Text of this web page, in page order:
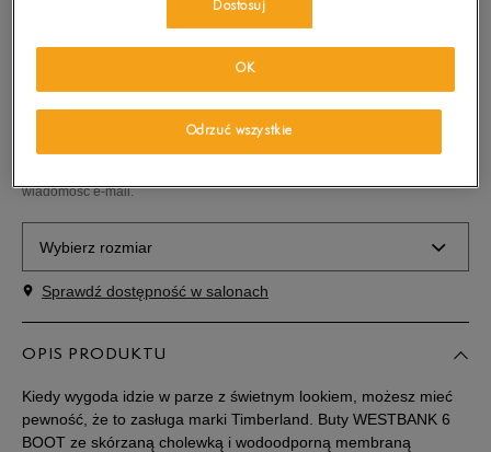
TIMBERLAND WESTBANK 6 BOOT
wiadomość e-mail.
Wybierz rozmiar
Rozmiary EU
41 25,5 cm
41,5 26 cm Powiadom o dostępności
Sprawdź dostępność w salonach
OPIS PRODUKTU
Kiedy wygoda idzie w parze z świetnym lookiem, możesz mieć
pewność, że to zasługa marki Timberland. Buty WESTBANK 6
BOOT ze skórzaną cholewką i wodoodporną membraną
Dostosuj
Odrzuć wszystkie
OK